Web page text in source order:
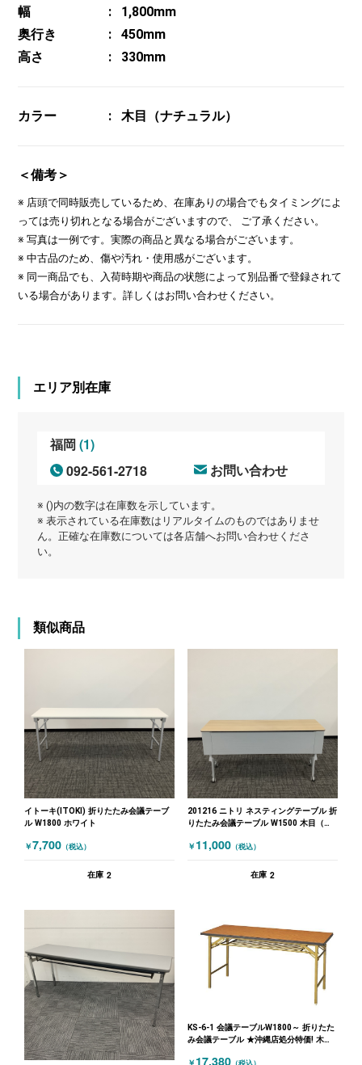
幅
1,800mm
奥行き
450mm
高さ
330mm
カラー 木目（ナチュラル）
＜備考＞
※ 店頭で同時販売しているため、在庫ありの場合でもタイミングによ
っては売り切れとなる場合がございますので、 ご了承ください。
※ 写真は一例です。実際の商品と異なる場合がございます。
※ 中古品のため、傷や汚れ・使用感がございます。
※ 同一商品でも、入荷時期や商品の状態によって別品番で登録されて
いる場合があります。詳しくはお問い合わせください。
エリア別在庫
福岡(1)
092-561-2718
お問い合わせ
※ ()内の数字は在庫数を示しています。
※ 表示されている在庫数はリアルタイムのものではありませ
ん。正確な在庫数については各店舗へお問い合わせくださ
い。
類似商品
イトーキ(ITOKI) 折りたたみ会議テーブ
ル W1800 ホワイト
￥7,700 （税込）
在庫 2
201216 ニトリ ネスティングテーブル 折
りたたみ会議テーブル W1500 木目（ナ
￥ 11,000 （税込）
在庫 2
KS-6-1 会議テーブルW1800～ 折りたた
み会議テーブル ★沖縄店処分特価! 木目
17,380 （税込）